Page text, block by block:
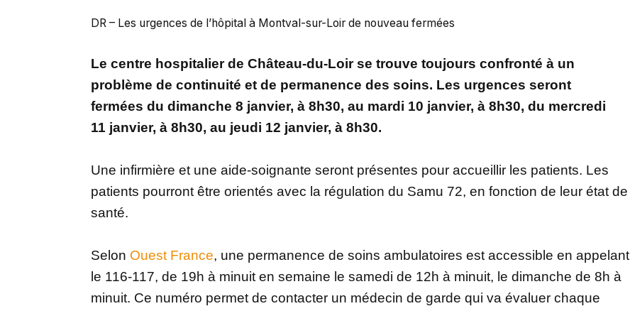
DR – Les urgences de l’hôpital à Montval-sur-Loir de nouveau fermées
Le centre hospitalier de Château-du-Loir se trouve toujours confronté à un
problème de continuité et de permanence des soins. Les urgences seront
fermées du dimanche 8 janvier, à 8h30, au mardi 10 janvier, à 8h30, du mercredi
11 janvier, à 8h30, au jeudi 12 janvier, à 8h30.
Une infirmière et une aide-soignante seront présentes pour accueillir les patients. Les
patients pourront être orientés avec la régulation du Samu 72, en fonction de leur état de
santé.
Selon Ouest France, une permanence de soins ambulatoires est accessible en appelant
le 116-117, de 19h à minuit en semaine le samedi de 12h à minuit, le dimanche de 8h à
minuit. Ce numéro permet de contacter un médecin de garde qui va évaluer chaque